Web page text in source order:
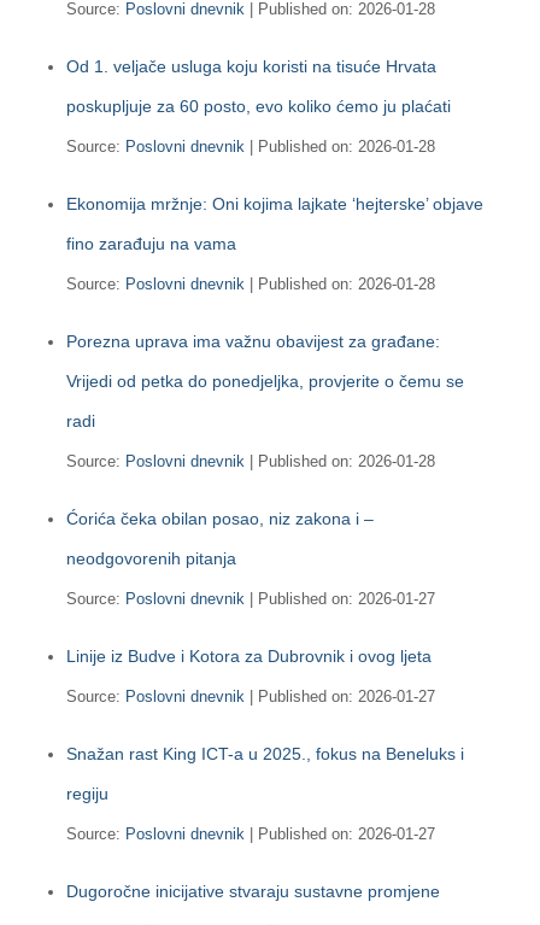
Source: Poslovni dnevnik Published on: 2026-01-28
Od 1. veljače usluga koju koristi na tisuće Hrvata
poskupljuje za 60 posto, evo koliko ćemo ju plaćati
Source: Poslovni dnevnik Published on: 2026-01-28
Ekonomija mržnje: Oni kojima lajkate ‘hejterske’ objave
fino zarađuju na vama
Source: Poslovni dnevnik Published on: 2026-01-28
Porezna uprava ima važnu obavijest za građane:
Vrijedi od petka do ponedjeljka, provjerite o čemu se
radi
Source: Poslovni dnevnik Published on: 2026-01-28
Ćorića čeka obilan posao, niz zakona i –
neodgovorenih pitanja
Source: Poslovni dnevnik Published on: 2026-01-27
Linije iz Budve i Kotora za Dubrovnik i ovog ljeta
Source: Poslovni dnevnik Published on: 2026-01-27
Snažan rast King ICT-a u 2025., fokus na Beneluks i
regiju
Source: Poslovni dnevnik Published on: 2026-01-27
Dugoročne inicijative stvaraju sustavne promjene